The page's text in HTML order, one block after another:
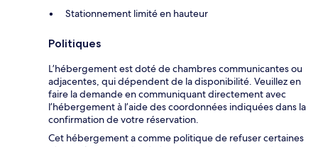
Stationnement limité en hauteur
Politiques
L’hébergement est doté de chambres communicantes ou
adjacentes, qui dépendent de la disponibilité. Veuillez en
faire la demande en communiquant directement avec
l’hébergement à l’aide des coordonnées indiquées dans la
confirmation de votre réservation.
Cet hébergement a comme politique de refuser certaines